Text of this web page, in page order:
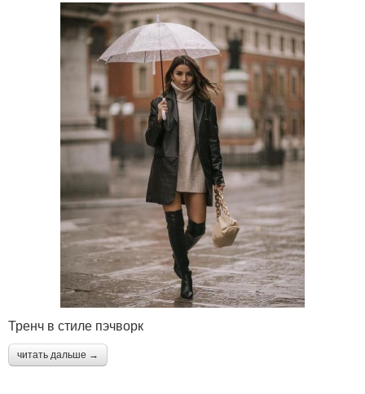
Элегантная одежда
Мода для сорокалетних
женщин
Летняя одежда Европейские женщины
Стиль в одежде
Одежда для среднего
возраста
Модные женщины Стильные женщины
Прикид для женщины
Тренч в стиле пэчворк
читать дальше →